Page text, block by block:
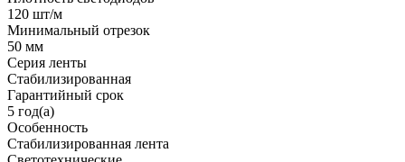
120 шт/м
Минимальный отрезок
50 мм
Серия ленты
Стабилизированная
Гарантийный срок
5 год(а)
Особенность
Стабилизированная лента